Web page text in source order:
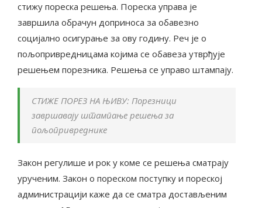
стижу пореска решења. Пореска управа је
завршила обрачун доприноса за обавезно
социјално осигурање за ову годину. Реч је о
пољопривредницама којима се обавеза утврђује
решењем порезника. Решења се управо штампају.
СТИЖЕ ПОРЕЗ НА ЊИВУ: Порезници
завршавају штампање решења за
пољопривреднике
Закон регулише и рок у коме се решења сматрају
урученим. Закон о пореском поступку и пореској
администрацији каже да се сматра достављеним